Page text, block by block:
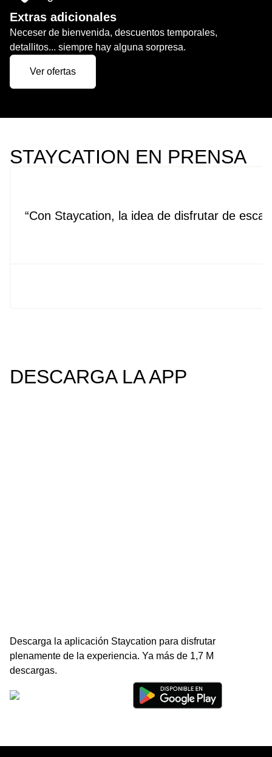
Extras adicionales
Neceser de bienvenida, descuentos temporales,
detallitos... siempre hay alguna sorpresa.
Ver ofertas
STAYCATION EN PRENSA
Con Staycation, la idea de disfrutar de
DESCARGA LA APP
Descarga la aplicación Staycation para disfrutar
plenamente de la experiencia. Ya más de 1,7 M
descargas.